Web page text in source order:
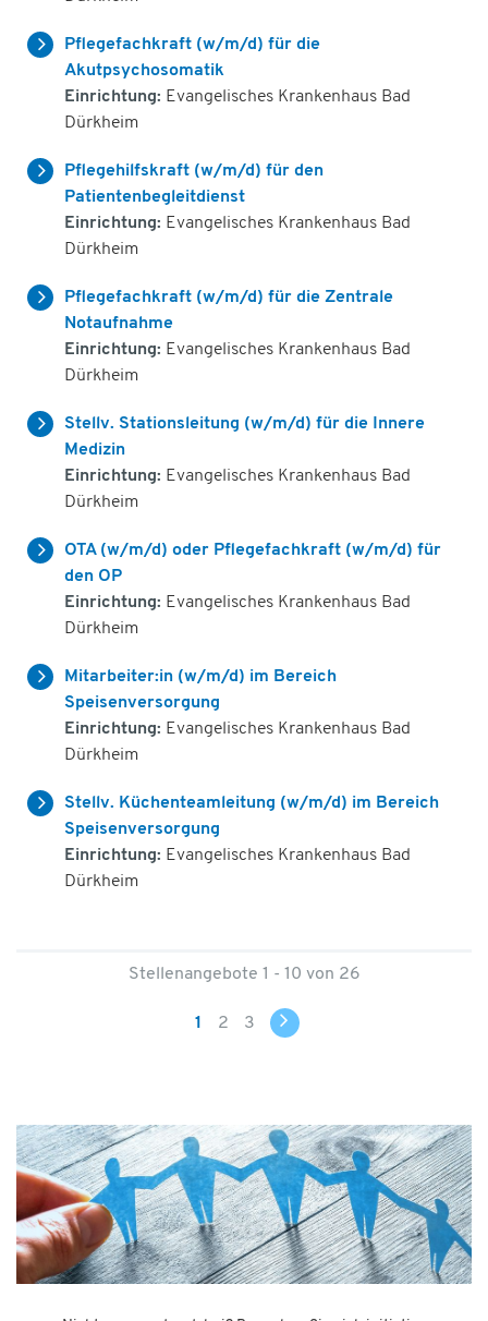
Pflegefachkraft (w/m/d) für die
Akutpsychosomatik
Einrichtung: Evangelisches Krankenhaus Bad
Dürkheim
Pflegehilfskraft (w/m/d) für den
Patientenbegleitdienst
Einrichtung: Evangelisches Krankenhaus Bad
Dürkheim
Pflegefachkraft (w/m/d) für die Zentrale
Notaufnahme
Einrichtung: Evangelisches Krankenhaus Bad
Dürkheim
Stellv. Stationsleitung (w/m/d) für die Innere
Medizin
Einrichtung: Evangelisches Krankenhaus Bad
Dürkheim
OTA (w/m/d) oder Pflegefachkraft (w/m/d) für
den OP
Einrichtung: Evangelisches Krankenhaus Bad
Dürkheim
Mitarbeiter:in (w/m/d) im Bereich
Speisenversorgung
Einrichtung: Evangelisches Krankenhaus Bad
Dürkheim
Stellv. Küchenteamleitung (w/m/d) im Bereich
Speisenversorgung
Einrichtung: Evangelisches Krankenhaus Bad
Dürkheim
Stellenangebote 1 - 10 von 26
1 2 3